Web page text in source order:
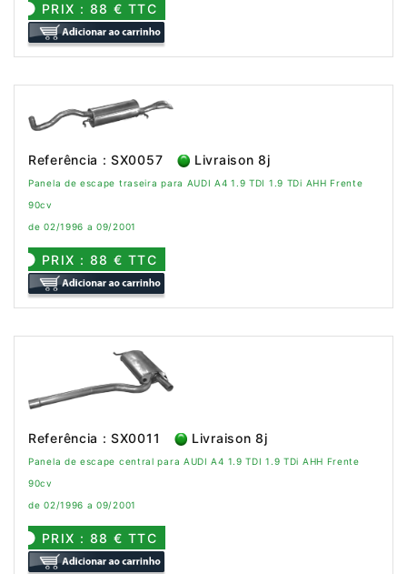
PRIX : 88 € TTC
Referência : SX0057 Livraison 8j
Panela de escape traseira para AUDI A4 1.9 TDI 1.9 TDi AHH Frente
90cv
de 02/1996 a 09/2001
PRIX : 88 € TTC
Referência : SX0011 Livraison 8j
Panela de escape central para AUDI A4 1.9 TDI 1.9 TDi AHH Frente
90cv
de 02/1996 a 09/2001
PRIX : 88 € TTC